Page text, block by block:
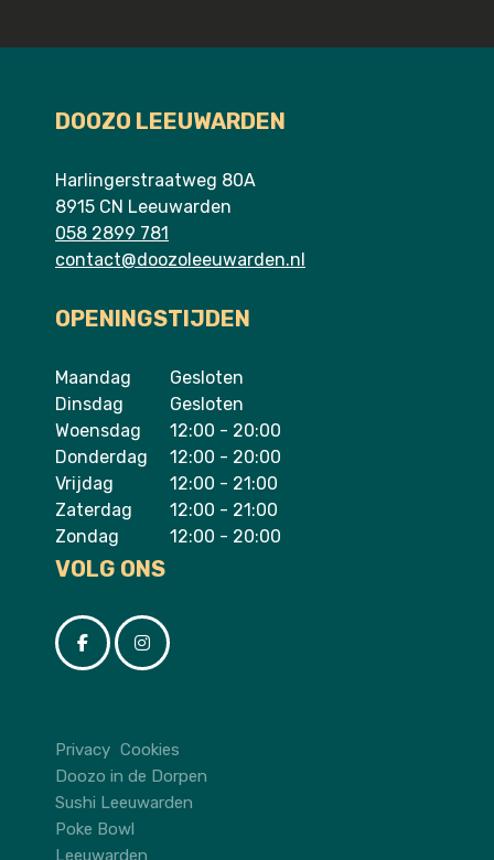
DOOZO LEEUWARDEN
Harlingerstraatweg 80A
8915 CN Leeuwarden
058 2899 781
contact@doozoleeuwarden.nl
OPENINGSTIJDEN
Maandag
Gesloten
Dinsdag
Gesloten
Woensdag
12:00 - 20:00
Donderdag
12:00 - 20:00
Vrijdag
12:00 - 21:00
Zaterdag
12:00 - 21:00
Zondag
12:00 - 20:00
VOLG ONS
Privacy Cookies
Doozo in de Dorpen
Sushi Leeuwarden
Poke Bowl
Leeuwarden